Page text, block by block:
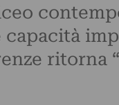
ritorna